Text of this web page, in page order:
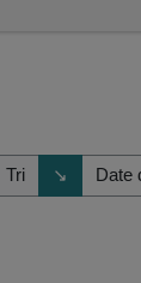
Tri ↘
Direction de tri